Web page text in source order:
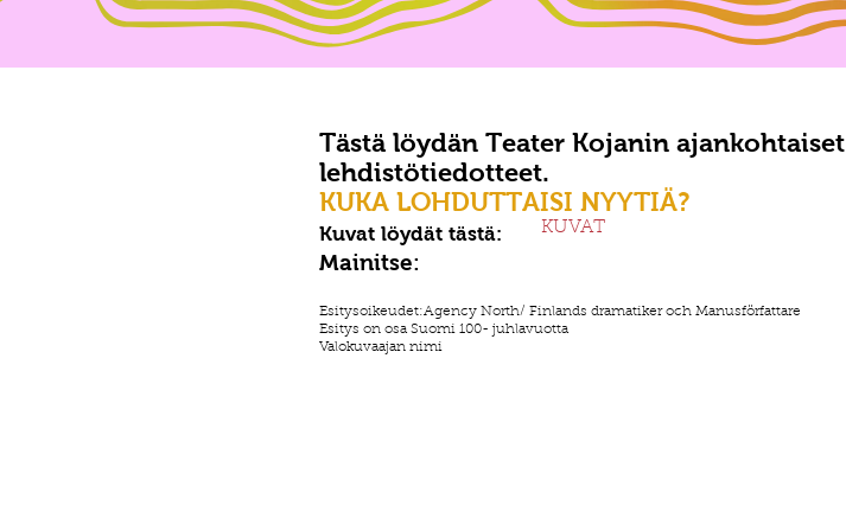
Tästä löydän Teater Kojanin ajankohtaiset
lehdistötiedotteet.
KUKA LOHDUTTAISI NYYTIÄ?
Kuvat löydät tästä:
Mainitse:
Esitysoikeudet:Agency North/ Finlands dramatiker och Manusförfattare
Esitys on osa Suomi 100- juhlavuotta
Valokuvaajan nimi
KUVAT